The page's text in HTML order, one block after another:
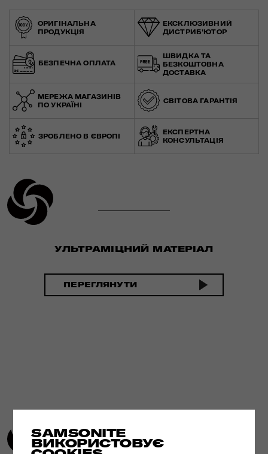
SAMSONITE
ВИКОРИСТОВУЄ
ОРИГІНАЛЬНА
ПРОДУКЦІЯ
ЕКСКЛЮЗИВНИЙ
ДИСТРИБ'ЮТОР
БЕЗПЕЧНА ОПЛАТА
ШВИДКА ТА
БЕЗКОШТОВНА
ДОСТАВКА
МЕРЕЖА МАГАЗИНІВ
ПО УКРАЇНІ
СВІТОВА ГАРАНТІЯ
ЗРОБЛЕНО В ЄВРОПІ
ЕКСПЕРТНА
КОНСУЛЬТАЦІЯ
УЛЬТРАМІЦНИЙ МАТЕРІАЛ
ПЕРЕГЛЯНУТИ